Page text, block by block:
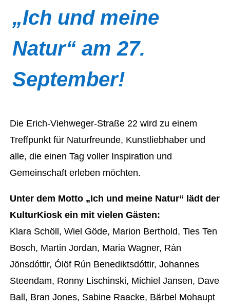
„Ich und meine
Natur“ am 27.
September!
Die Erich-Viehweger-Straße 22 wird zu einem
Treffpunkt für Naturfreunde, Kunstliebhaber und
alle, die einen Tag voller Inspiration und
Gemeinschaft erleben möchten.
Unter dem Motto „Ich und meine Natur“ lädt der
KulturKiosk ein mit vielen Gästen:
Klara Schöll, Wiel Göde, Marion Berthold, Ties Ten
Bosch, Martin Jordan, Maria Wagner, Rán
Jönsdóttir, Ólöf Rún Benediktsdóttir, Johannes
Steendam, Ronny Lischinski, Michiel Jansen, Dave
Ball, Bran Jones, Sabine Raacke, Bärbel Mohaupt